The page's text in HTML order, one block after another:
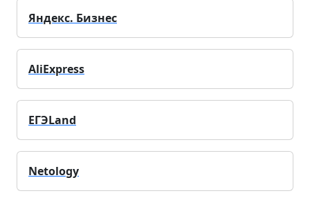
Яндекс. Бизнес
AliExpress
ЕГЭLand
Netology